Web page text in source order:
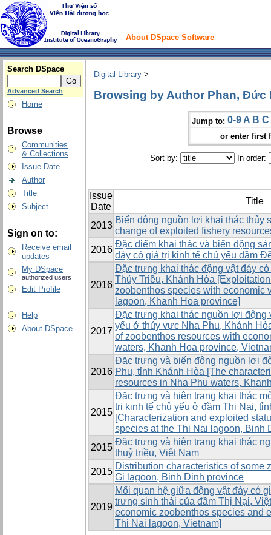
About DSpace Software
Search DSpace
Advanced Search
Home
Browse
Communities
& Collections
Issue Date
Author
Title
Subject
Sign on to:
Receive email
updates
My DSpace
authorized users
Edit Profile
Help
About DSpace
Digital Library >
Browsing by Author Phan, Đức
Jump to: 0-9 A B C
or enter first
Sort by: In order:
Issue
Date
Title
2013
Biến động nguồn lợi khai thác thủy
change of exploited fishery
2016
Đặc điểm khai thác và biến động
đáy có giá trị kinh tế chủ yếu đầm
2016
Đặc trưng khai thác động vật đáy
Thủy Triều, Khánh Hòa
zoobenthos species with economic
lagoon, Khanh Hoa province]
2017
Đặc trưng khai thác nguồn lợi động
yếu ở thủy vực Nha Phu, Khánh
of zoobenthos resources with
waters, Khanh Hoa province,
2016
Đặc trưng và biến động nguồn lợi
Phu, tỉnh Khánh Hòa [The
resources in Nha Phu waters,
2015
Đặc trưng và hiện trạng khai thác
trị kinh tế chủ yếu ở đầm Thị Nại,
[Characterization and exploited
species at the Thi Nai lagoon, Binh
2015
Đặc trưng và hiện trạng khai thác
thuỷ triều, Việt Nam
2015
Distribution characteristics of some
Gi lagoon, Binh Dinh province
2019
Mối quan hệ giữa động vật đáy có
trưng sinh thái của đầm Thị Nại,
economic zoobenthos species and
Thi Nai lagoon, Vietnam]